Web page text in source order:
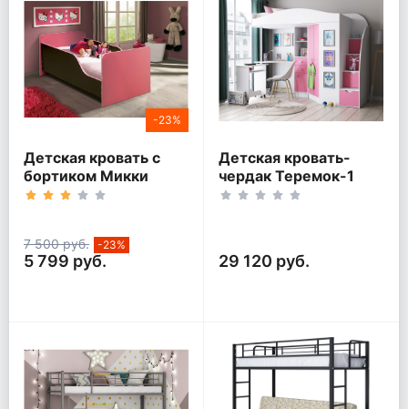
-23%
Детская кровать с
бортиком Микки
7 500 руб. -23%
5 799 руб.
Детская кровать-
чердак Теремок-1
Гранд Белый корпус
29 120 руб.